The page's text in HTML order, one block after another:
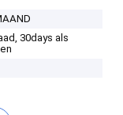
30days als